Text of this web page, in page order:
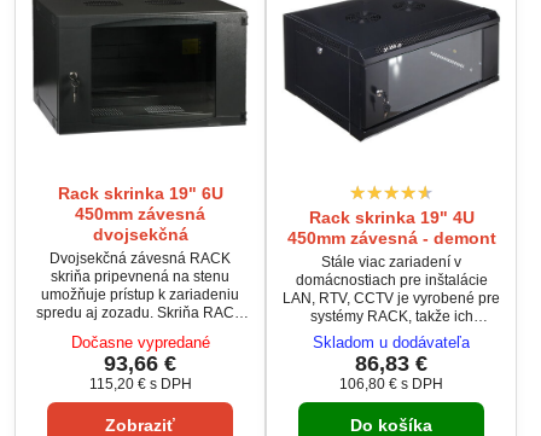
Rack skrinka 19" 6U
450mm závesná
dvojsekčná
Dvojsekčná závesná RACK
skriňa pripevnená na stenu
umožňuje prístup k zariadeniu
spredu aj zozadu. Skriňa RACK
druhov zariadení, vyhovujúcich
štandardu regálu 19". Ideálne
riešenie pre inštalácie DVR,
napájacích jednotiek,
rozbočovačov, hlavných staníc,
Dočasne vypredané
93,66 €
115,20 € s DPH
Zobraziť
Rack skrinka 19" 4U
450mm závesná - demont
Stále viac zariadení v
domácnostiach pre inštalácie
LAN, RTV, CCTV je vyrobené pre
systémy RACK, takže ich
inštalácia je estetická a
zariadenia sú chránené pred
náhodnými mechanickými
poškodeniami.
Skladom u dodávateľa
86,83 €
106,80 € s DPH
Do košíka